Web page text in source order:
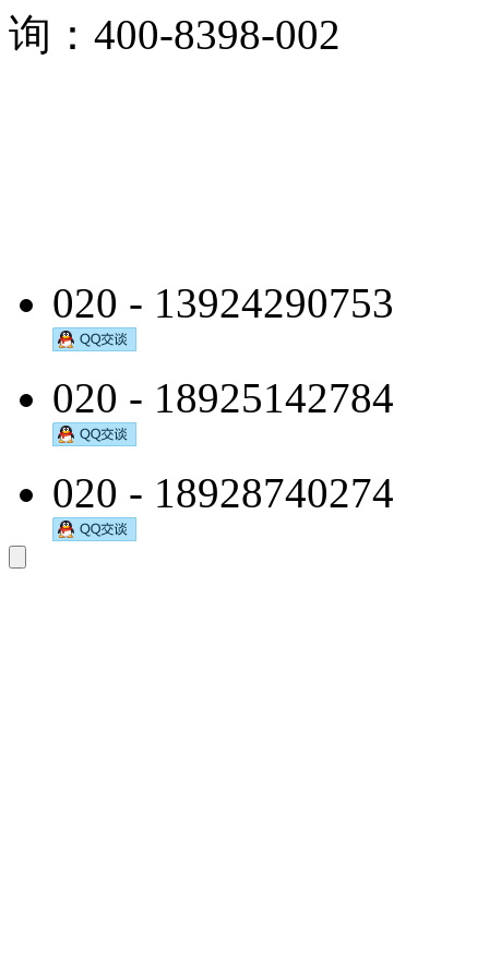
询：400-8398-002
020 - 13924290753
020 - 18925142784
020 - 18928740274